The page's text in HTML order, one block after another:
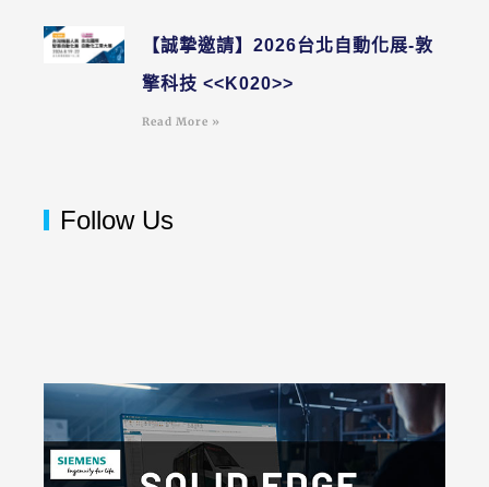
【誠摯邀請】2026台北自動化展-敦
擎科技 <<K020>>
Read More »
Follow Us